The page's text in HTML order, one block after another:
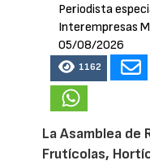
Periodista
Interempresas
05/08/2026
1162
La Asamblea de
Frutícolas,